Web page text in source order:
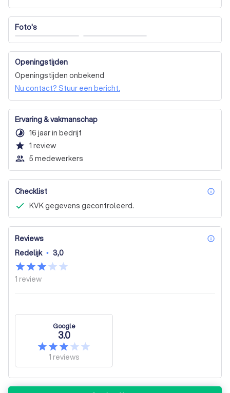
Volledige boekhouding
Eenmanszaak / ZZP
Aangifte inkomstenbelasting
Aangifte vennootschapsbelasting
Foto's
Openingstijden
Openingstijden onbekend
Nu contact? Stuur een bericht.
Ervaring & vakmanschap
timelapse 16 jaar in bedrijf
star 1 review
people_outline 5 medewerkers
Checklist
KVK gegevens gecontroleerd.
Reviews
Redelijk • 3,0
1 review
Google
3.0
1 reviews